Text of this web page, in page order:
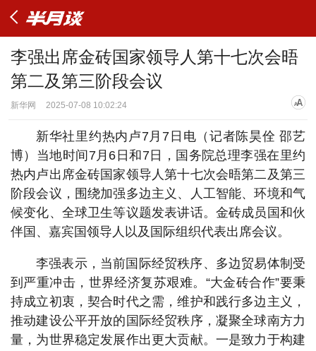
李强出席金砖国家领导人第十七次会晤
第二及第三阶段会议
新华网 2025-07-08 10:02:24
新华社里约热内卢7月7日电（记者陈昊佺 邵艺
博）当地时间7月6日和7日，国务院总理李强在里约
热内卢出席金砖国家领导人第十七次会晤第二及第三
阶段会议，围绕加强多边主义、人工智能、环境和气
候变化、全球卫生等议题发表讲话。金砖成员国和伙
伴国、嘉宾国领导人以及国际组织代表出席会议。
李强表示，当前国际经贸秩序、多边贸易体制受
到严重冲击，世界经济复苏艰难。“大金砖合作”要秉
持成立初衷，契合时代之需，维护和践行多边主义，
推动建设公平开放的国际经贸秩序，凝聚全球南方力
量，为世界稳定发展作出更大贡献。一是致力于构建